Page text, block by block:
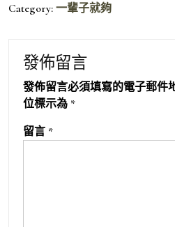
Category: 一輩子就夠
發佈留言
發佈留言必須填寫的電子郵件
位標示為 *
留言 *